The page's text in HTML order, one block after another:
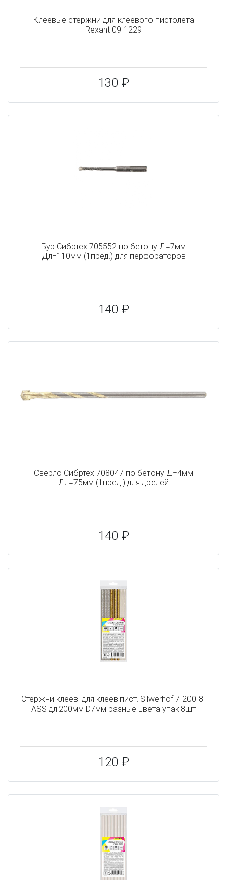
Клеевые стержни для клеевого пистолета
Rexant 09-1229
130 ₽
Бур Сибртех 705552 по бетону Д=7мм
Дл=110мм (1пред.) для перфораторов
140 ₽
Сверло Сибртех 708047 по бетону Д=4мм
Дл=75мм (1пред.) для дрелей
140 ₽
Cтержни клеев. для клеев.пист. Silwerhof 7-200-8-
ASS дл.200мм D7мм разные цвета упак:8шт
120 ₽